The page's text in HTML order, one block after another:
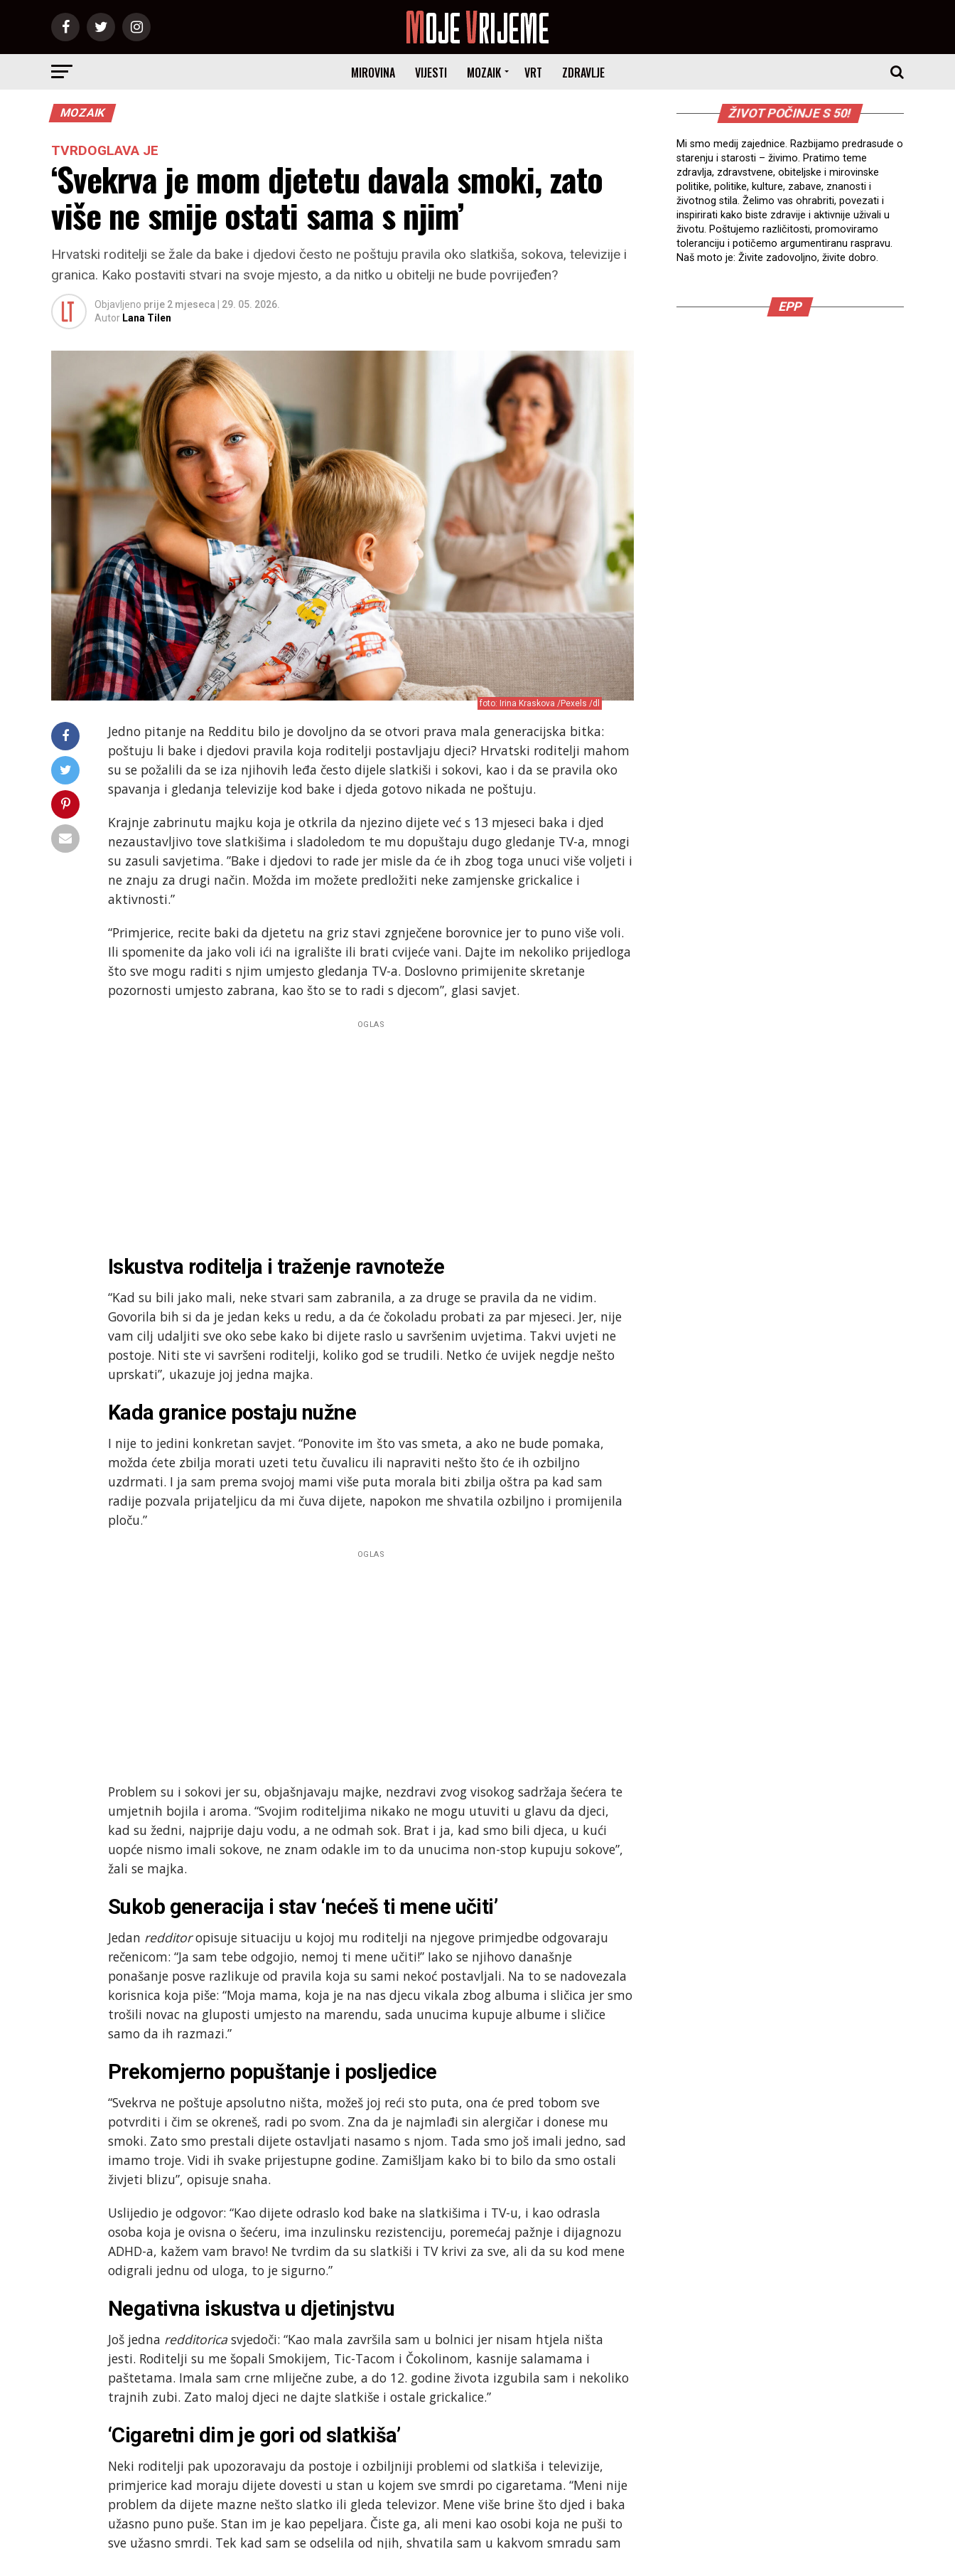
MIROVINA VIJESTI MOZAIK VRT ZDRAVLJE
MOZAIK
TVRDOGLAVA JE
‘Svekrva je mom djetetu davala smoki, zato
više ne smije ostati sama s njim’
Hrvatski roditelji se žale da bake i djedovi često ne poštuju pravila oko slatkiša, sokova, televizije i
granica. Kako postaviti stvari na svoje mjesto, a da nitko u obitelji ne bude povrijeđen?
Objavljeno prije 2 mjeseca
29. 05. 2026.
Autor Lana Tilen
foto: Irina Kraskova /Pexels /dl
Jedno pitanje na Redditu bilo je dovoljno da se otvori prava mala generacijska bitka:
poštuju li bake i djedovi pravila koja roditelji postavljaju djeci? Hrvatski roditelji mahom
su se požalili da se iza njihovih leđa često dijele slatkiši i sokovi, kao i da se pravila oko
spavanja i gledanja televizije kod bake i djeda gotovo nikada ne poštuju.
Krajnje zabrinutu majku koja je otkrila da njezino dijete već s 13 mjeseci baka i djed
nezaustavljivo tove slatkišima i sladoledom te mu dopuštaju dugo gledanje TV-a, mnogi
su zasuli savjetima. ”Bake i djedovi to rade jer misle da će ih zbog toga unuci više voljeti i
ne znaju za drugi način. Možda im možete predložiti neke zamjenske grickalice i
aktivnosti.”
“Primjerice, recite baki da djetetu na griz stavi zgnječene borovnice jer to puno više voli.
Ili spomenite da jako voli ići na igralište ili brati cvijeće vani. Dajte im nekoliko prijedloga
što sve mogu raditi s njim umjesto gledanja TV-a. Doslovno primijenite skretanje
pozornosti umjesto zabrana, kao što se to radi s djecom”, glasi savjet.
OGLAS
Iskustva roditelja i traženje ravnoteže
“Kad su bili jako mali, neke stvari sam zabranila, a za druge se pravila da ne vidim.
Govorila bih si da je jedan keks u redu, a da će čokoladu probati za par mjeseci. Jer, nije
vam cilj udaljiti sve oko sebe kako bi dijete raslo u savršenim uvjetima. Takvi uvjeti ne
postoje. Niti ste vi savršeni roditelji, koliko god se trudili. Netko će uvijek negdje nešto
uprskati”, ukazuje joj jedna majka.
Kada granice postaju nužne
I nije to jedini konkretan savjet. “Ponovite im što vas smeta, a ako ne bude pomaka,
možda ćete zbilja morati uzeti tetu čuvalicu ili napraviti nešto što će ih ozbiljno
uzdrmati. I ja sam prema svojoj mami više puta morala biti zbilja oštra pa kad sam
radije pozvala prijateljicu da mi čuva dijete, napokon me shvatila ozbiljno i promijenila
ploču.”
OGLAS
Problem su i sokovi jer su, objašnjavaju majke, nezdravi zvog visokog sadržaja šećera te
umjetnih bojila i aroma. “Svojim roditeljima nikako ne mogu utuviti u glavu da djeci,
kad su žedni, najprije daju vodu, a ne odmah sok. Brat i ja, kad smo bili djeca, u kući
uopće nismo imali sokove, ne znam odakle im to da unucima non-stop kupuju sokove”,
žali se majka.
Sukob generacija i stav ‘nećeš ti mene učiti’
Jedan redditoropisuje situaciju u kojoj mu roditelji na njegove primjedbe odgovaraju
rečenicom: “Ja sam tebe odgojio, nemoj ti mene učiti!” Iako se njihovo današnje
ponašanje posve razlikuje od pravila koja su sami nekoć postavljali. Na to se nadovezala
korisnica koja piše: “Moja mama, koja je na nas djecu vikala zbog albuma i sličica jer smo
trošili novac na gluposti umjesto na marendu, sada unucima kupuje albume i sličice
samo da ih razmazi.”
Prekomjerno popuštanje i posljedice
“Svekrva ne poštuje apsolutno ništa, možeš joj reći sto puta, ona će pred tobom sve
potvrditi i čim se okreneš, radi po svom. Zna da je najmlađi sin alergičar i donese mu
smoki. Zato smo prestali dijete ostavljati nasamo s njom. Tada smo još imali jedno, sad
imamo troje. Vidi ih svake prijestupne godine. Zamišljam kako bi to bilo da smo ostali
živjeti blizu”, opisuje snaha.
Uslijedio je odgovor: “Kao dijete odraslo kod bake na slatkišima i TV-u, i kao odrasla
osoba koja je ovisna o šećeru, ima inzulinsku rezistenciju, poremećaj pažnje i dijagnozu
ADHD-a, kažem vam bravo! Ne tvrdim da su slatkiši i TV krivi za sve, ali da su kod mene
odigrali jednu od uloga, to je sigurno.”
Negativna iskustva u djetinjstvu
Još jedna redditorica svjedoči: “Kao mala završila sam u bolnici jer nisam htjela ništa
jesti. Roditelji su me šopali Smokijem, Tic-Tacom i Čokolinom, kasnije salamama i
paštetama. Imala sam crne mliječne zube, a do 12. godine života izgubila sam i nekoliko
trajnih zubi. Zato maloj djeci ne dajte slatkiše i ostale grickalice.”
‘Cigaretni dim je gori od slatkiša’
Neki roditelji pak upozoravaju da postoje i ozbiljniji problemi od slatkiša i televizije,
primjerice kad moraju dijete dovesti u stan u kojem sve smrdi po cigaretama. “Meni nije
problem da dijete mazne nešto slatko ili gleda televizor. Mene više brine što djed i baka
užasno puno puše. Stan im je kao pepeljara. Čiste ga, ali meni kao osobi koja ne puši to
sve užasno smrdi. Tek kad sam se odselila od njih, shvatila sam u kakvom smradu sam
ŽIVOT POČINJE S 50!
Mi smo medij zajednice. Razbijamo predrasude o
starenju i starosti – živimo. Pratimo teme
zdravlja, zdravstvene, obiteljske i mirovinske
politike, politike, kulture, zabave, znanosti i
životnog stila. Želimo vas ohrabriti, povezati i
inspirirati kako biste zdravije i aktivnije uživali u
životu. Poštujemo različitosti, promoviramo
toleranciju i potičemo argumentiranu raspravu.
Naš moto je: Živite zadovoljno, živite dobro.
EPP